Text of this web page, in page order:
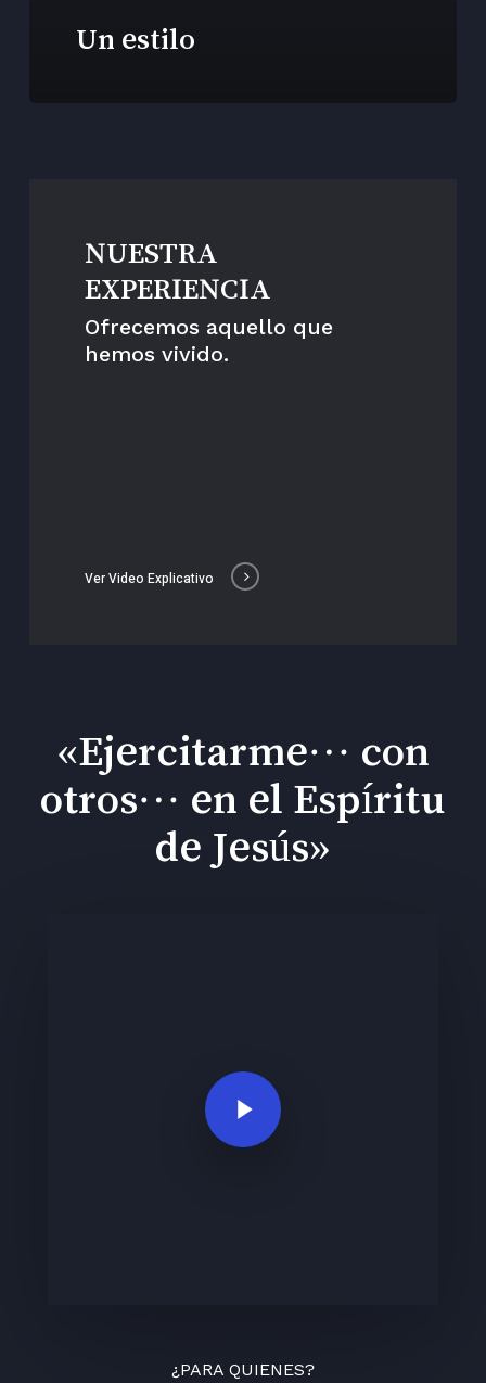
Un estilo
NUESTRA
EXPERIENCIA
Ofrecemos aquello que
hemos vivido.
Ver Video Explicativo
«Ejercitarme… con
otros… en el Espíritu
de Jesús»
Play Video
¿PARA QUIENES?